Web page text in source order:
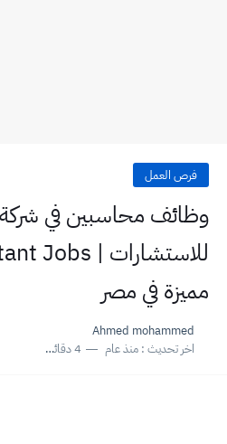
فرص العمل
مميزة في مصر
Ahmed mohammed
اخر تحديث :منذ عام 4 دقائق للقراءة